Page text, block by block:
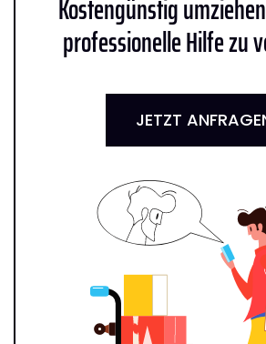
Kostengünstig
professionelle Hilfe zu
JETZT